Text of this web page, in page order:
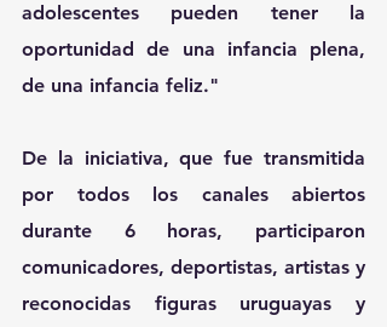
adolescentes pueden tener la
oportunidad de una infancia plena,
de una infancia feliz."
De la iniciativa, que fue transmitida
por todos los canales abiertos
durante 6 horas, participaron
comunicadores, deportistas, artistas y
reconocidas figuras uruguayas y